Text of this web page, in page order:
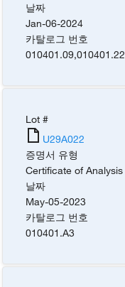
날짜
Jan-06-2024
카탈로그 번호
010401.09,010401.22
Lot #
U29A022
증명서 유형
Certificate of Analysis
날짜
May-05-2023
카탈로그 번호
010401.A3